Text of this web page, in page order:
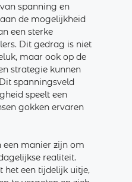
spanning en
de mogelijkheid
een sterke
Dit gedrag is niet
maar ook op de
strategie kunnen
spanningsveld
speelt een
gokken ervaren
een manier zijn om
realiteit.
het een tijdelijk uitje,